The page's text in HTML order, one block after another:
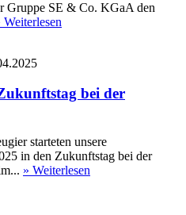
Gruppe SE & Co. KGaA den
Weiterlesen
bei der
starteten unsere
in den Zukunftstag bei der
» Weiterlesen